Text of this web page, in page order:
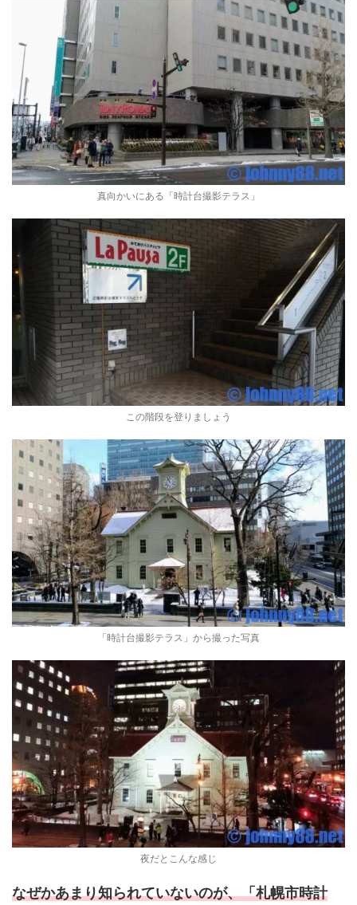
真向かいにある「時計台撮影テラス」
この階段を登りましょう
「時計台撮影テラス」から撮った写真
夜だとこんな感じ
なぜかあまり知られていないのが、「札幌市時計